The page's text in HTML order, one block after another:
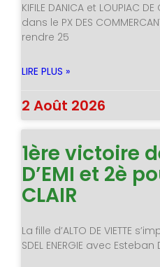
KIFILE DANICA et LOUPIAC
dans le PX DES
rendre 25
LIRE PLUS »
2 Août 2026
1ère victoire
D’EMI et 2è
CLAIR
La fille d’ALTO DE VIETTE
SDEL ENERGIE avec